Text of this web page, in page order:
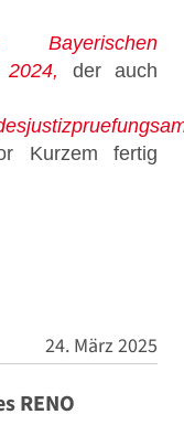
Bayerischen
2024, der auch
Kurzem fertig
24. März 2025
RENO